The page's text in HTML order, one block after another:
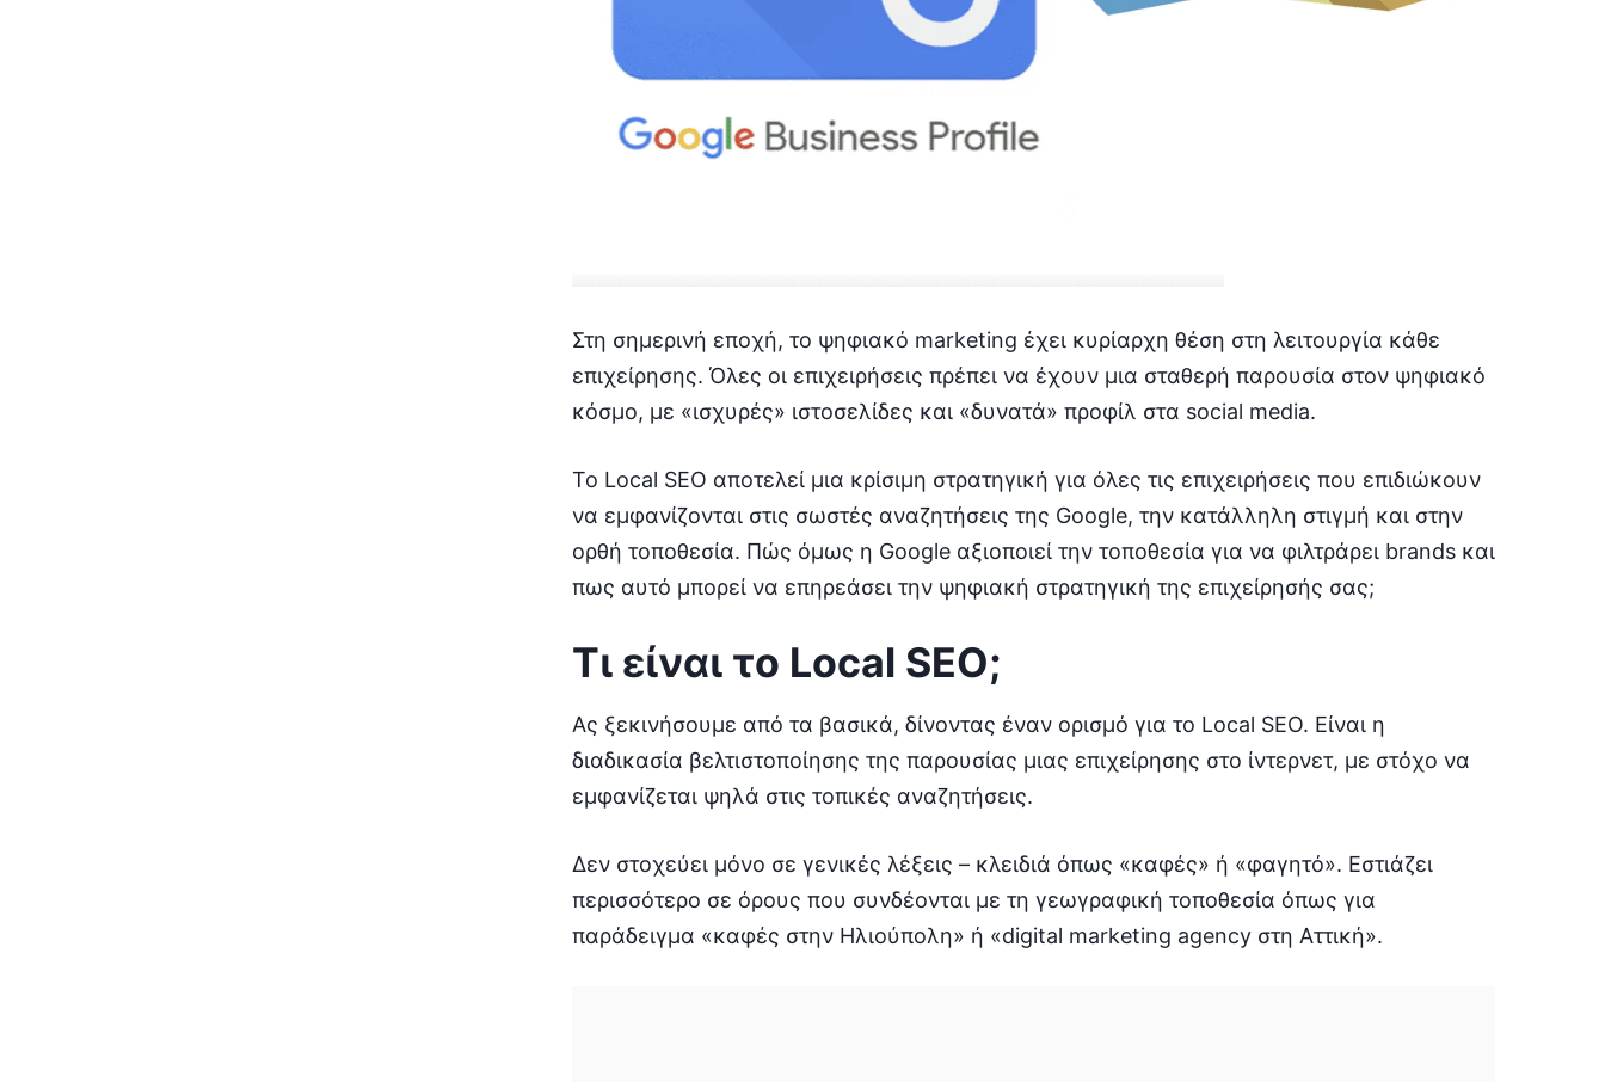
Στη σημερινή εποχή, το ψηφιακό marketing έχει κυρίαρχη θέση στη λειτουργία κάθε
επιχείρησης. Όλες οι επιχειρήσεις πρέπει να έχουν μια σταθερή παρουσία στον ψηφιακό
κόσμο, με «ισχυρές» ιστοσελίδες και «δυνατά» προφίλ στα social media.
To Local SEO αποτελεί μια κρίσιμη στρατηγική για όλες τις επιχειρήσεις που επιδιώκουν
να εμφανίζονται στις σωστές αναζητήσεις της Google, την κατάλληλη στιγμή και στην
ορθή τοποθεσία. Πώς όμως η Google αξιοποιεί την τοποθεσία για να φιλτράρει brands και
πως αυτό μπορεί να επηρεάσει την ψηφιακή στρατηγική της επιχείρησής σας;
Τι είναι το Local SEO;
Ας ξεκινήσουμε από τα βασικά, δίνοντας έναν ορισμό για το Local SEO. Είναι η
διαδικασία βελτιστοποίησης της παρουσίας μιας επιχείρησης στο ίντερνετ, με στόχο να
εμφανίζεται ψηλά στις τοπικές αναζητήσεις.
Δεν στοχεύει μόνο σε γενικές λέξεις – κλειδιά όπως «καφές» ή «φαγητό». Εστιάζει
περισσότερο σε όρους που συνδέονται με τη γεωγραφική τοποθεσία όπως για
παράδειγμα «καφές στην Ηλιούπολη» ή «digital marketing agency στη Αττική».